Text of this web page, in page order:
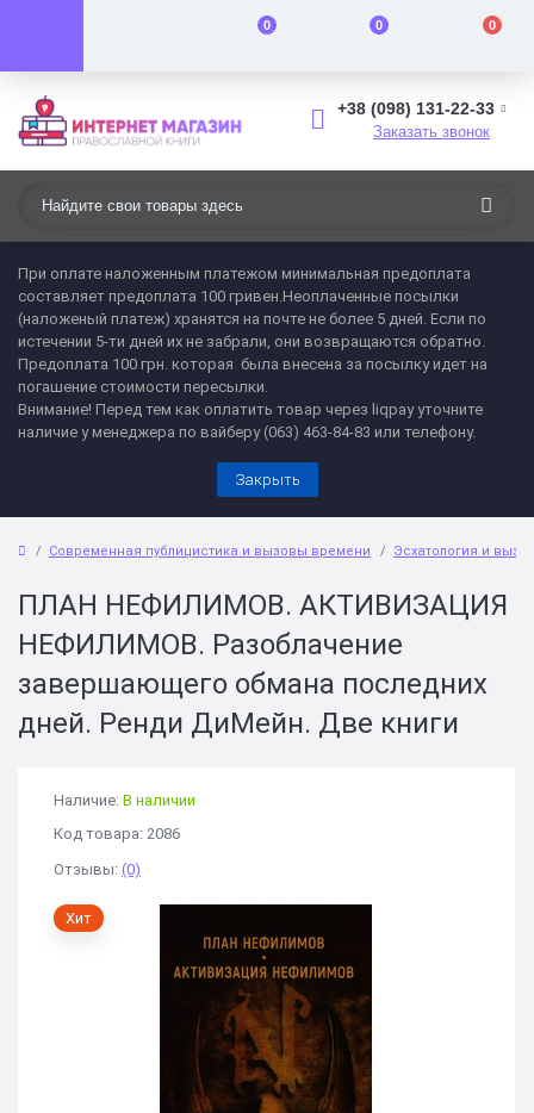
0 0 0
+38 (098) 131-22-33
Заказать звонок
При оплате наложенным платежом минимальная предоплата
составляет предоплата 100 гривен.Неоплаченные посылки
(наложеный платеж) хранятся на почте не более 5 дней. Если по
истечении 5-ти дней их не забрали, они возвращаются обратно.
Предоплата 100 грн. которая была внесена за посылку идет на
погашение стоимости пересылки.
Внимание! Перед тем как оплатить товар через liqpay уточните
наличие у менеджера по вайберу (063) 463-84-83 или телефону.
Закрыть
Современная публицистика и вызовы времени Эсхатология и
ПЛАН НЕФИЛИМОВ. АКТИВИЗАЦИЯ
НЕФИЛИМОВ. Разоблачение
завершающего обмана последних
дней. Ренди ДиМейн. Две книги
Наличие: В наличии
Код товара: 2086
Отзывы: (0)
Хит